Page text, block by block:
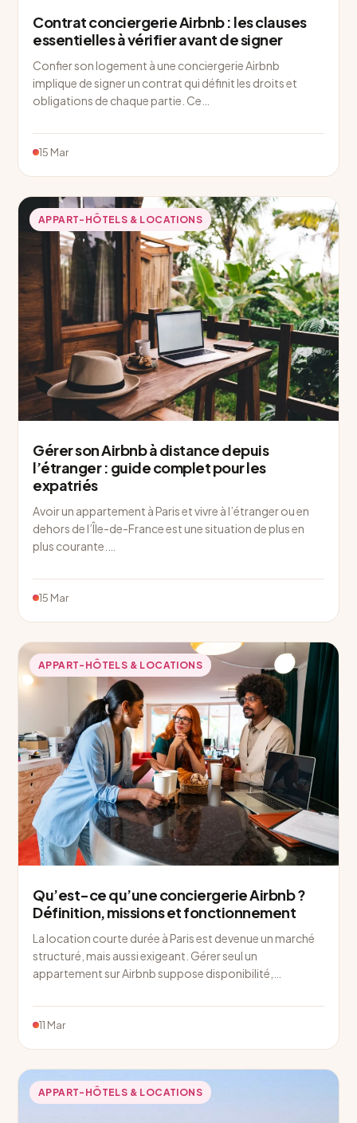
Contrat conciergerie Airbnb : les clauses
essentielles à vérifier avant de signer
Confier son logement à une conciergerie Airbnb
implique de signer un contrat qui définit les droits et
obligations de chaque partie. Ce…
15 Mar
APPART-HÔTELS & LOCATIONS
Gérer son Airbnb à distance depuis
l’étranger : guide complet pour les
expatriés
Avoir un appartement à Paris et vivre à l’étranger ou en
dehors de l’Île-de-France est une situation de plus en
plus courante.…
15 Mar
APPART-HÔTELS & LOCATIONS
Qu’est-ce qu’une conciergerie Airbnb ?
Définition, missions et fonctionnement
La location courte durée à Paris est devenue un marché
structuré, mais aussi exigeant. Gérer seul un
appartement sur Airbnb suppose disponibilité,…
11 Mar
APPART-HÔTELS & LOCATIONS